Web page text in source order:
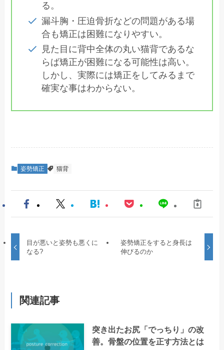
る。
漏斗胸・圧迫骨折などの問題がある場
合も矯正は困難になりやすい。
見た目に背中全体の丸い猫背であるな
らば矯正が困難になる可能性は高い。
しかし、実際には矯正をしてみるまで
確実な事はわからない。
姿勢矯正 猫背
目が悪いと姿勢も悪くに
なる?
姿勢矯正をすると身長は
伸びるのか
関連記事
突き出たお尻「でっちり」の改
善。骨盤の位置を正す方法とは